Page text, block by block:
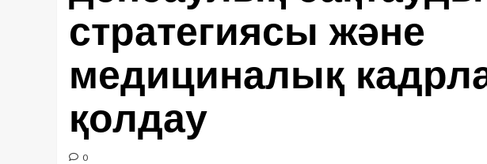
стратегиясы және
медициналық
қолдау
0